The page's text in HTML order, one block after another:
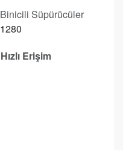
Binicili Süpürücüler
1280
Hızlı Erişim